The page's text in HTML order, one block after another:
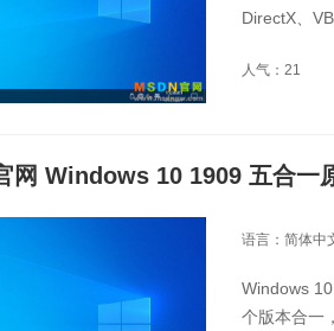
DirectX、
人气：21
网 Windows 10 1909 五合一
语言：简体中
Windows
个版本合一